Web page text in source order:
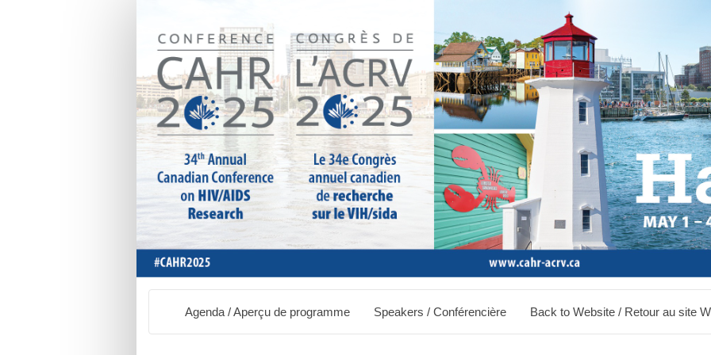
Agenda / Aperçu de programme Speakers / Conférencière Back to Website / Retour au site